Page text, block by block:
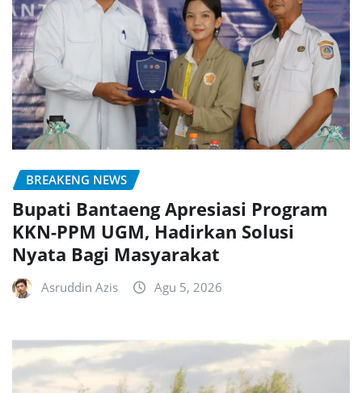
BREAKENG NEWS
Bupati Bantaeng Apresiasi Program
KKN-PPM UGM, Hadirkan Solusi
Nyata Bagi Masyarakat
Asruddin Azis Agu 5, 2026